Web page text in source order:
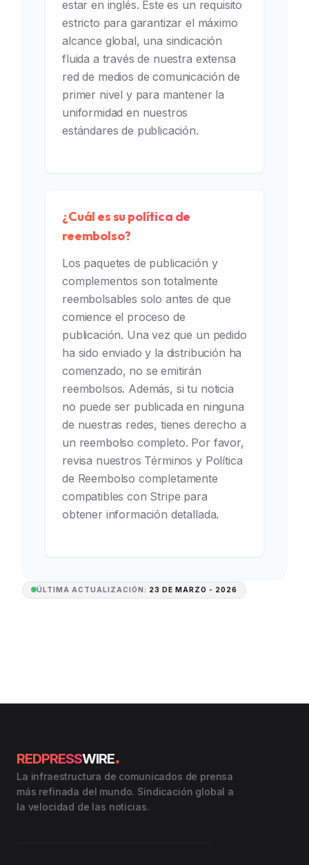
estar en inglés. Este es un requisito
estricto para garantizar el máximo
alcance global, una sindicación
fluida a través de nuestra extensa
red de medios de comunicación de
primer nivel y para mantener la
uniformidad en nuestros
estándares de publicación.
¿Cuál es su política de
reembolso?
Los paquetes de publicación y
complementos son totalmente
reembolsables solo antes de que
comience el proceso de
publicación. Una vez que un pedido
ha sido enviado y la distribución ha
comenzado, no se emitirán
reembolsos. Además, si tu noticia
no puede ser publicada en ninguna
de nuestras redes, tienes derecho a
un reembolso completo. Por favor,
revisa nuestros Términos y Política
de Reembolso completamente
compatibles con Stripe para
obtener información detallada.
ÚLTIMA ACTUALIZACIÓN: 23 DE MARZO - 2026
REDPRESSWIRE.
La infraestructura de comunicados de prensa
más refinada del mundo. Sindicación global a
la velocidad de las noticias.